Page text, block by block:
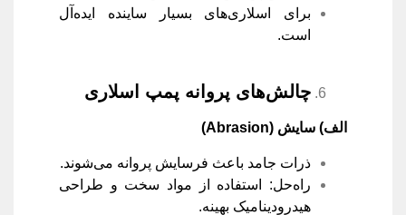
برای اسلاری‌های بسیار ساینده ایده‌آل
است.
چالش‌های پروانه پمپ اسلاری
الف) سایش (Abrasion)
ذرات جامد باعث فرسایش پروانه می‌شوند.
راه‌حل: استفاده از مواد سخت و طراحی
هیدرودینامیک بهینه.